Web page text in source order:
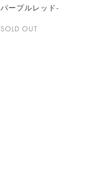
パープルレッド-
SOLD OUT